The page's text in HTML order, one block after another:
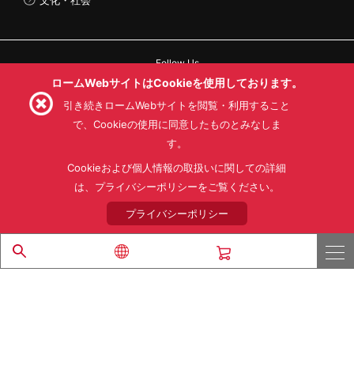
Follow Us
利用目的
プライバシーポリシー
サイトマップ
ローム製品の販売に関する標準契約条件書(PDF)
© 1997 - 2026 ROHM CO., LTD. ALL RIGHTS RESERVED.
ロームWebサイトはCookieを使用しております。
引き続きロームWebサイトを閲覧・利用すること
で、Cookieの使用に同意したものとみなしま
す。
Cookieおよび個人情報の取扱いに関しての詳細
は、プライバシーポリシーをご覧ください。
プライバシーポリシー